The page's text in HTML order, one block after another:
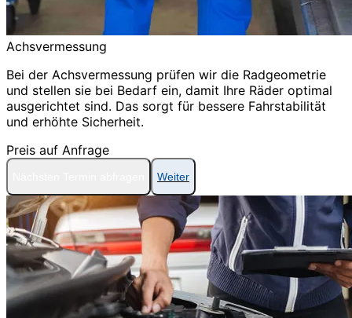
Achsvermessung
Bei der Achsvermessung prüfen wir die Radgeometrie
und stellen sie bei Bedarf ein, damit Ihre Räder optimal
ausgerichtet sind. Das sorgt für bessere Fahrstabilität
und erhöhte Sicherheit.
Preis auf Anfrage
Weiter